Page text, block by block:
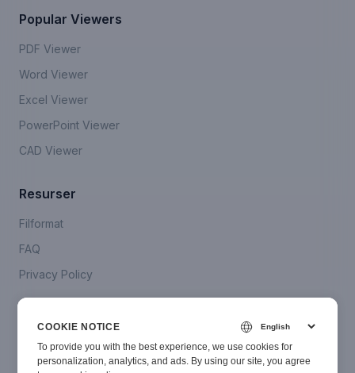
Popular Viewers
PDF Viewer
Word Viewer
Excel Viewer
PowerPoint Viewer
CAD Viewer
Resurser
Filformat
FAQ
Privacy Policy
Kontakta oss
COOKIE NOTICE
To provide you with the best experience, we use cookies for
personalization, analytics, and ads. By using our site, you agree